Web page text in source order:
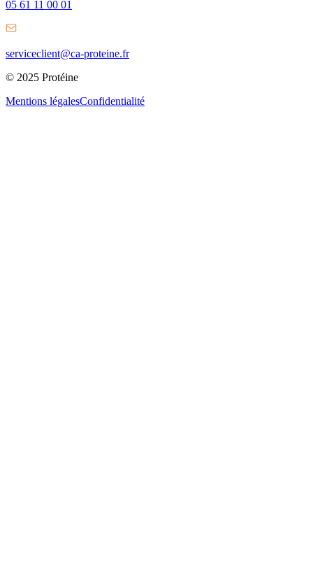
05 61 11 00 01
serviceclient@ca-proteine.fr
© 2025 Protéine
Mentions légalesConfidentialité